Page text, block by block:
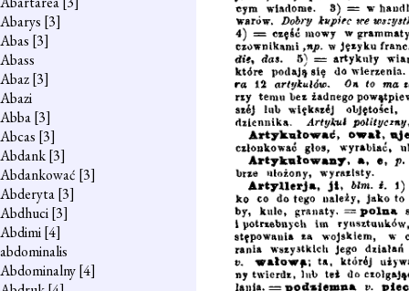
Abarys [3]
Abas [3]
Abass
Abaz[3]
Abazi
Abba[3]
Abcas [3]
Abdank[3]
Abdankować [3]
Abderyta[3]
Abdhuci[3]
Abdimi[4]
abdominalis
Abdominalny[4]